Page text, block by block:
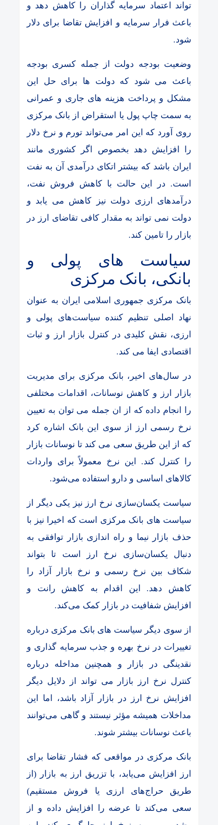
تواند اعتماد سرمایه ‌گذاران را کاهش دهد و
باعث فرار سرمایه و افزایش تقاضا برای دلار
شود.
وضعیت بودجه دولت از جمله کسری بودجه
باعث می شود که دولت ها برای حل این
مشکل و پرداخت هزینه های جاری و عمرانی
به سمت چاپ پول یا استقراض از بانک مرکزی
روی آورد که این امر می‌تواند تورم و نرخ دلار
را افزایش دهد بخصوص اگر کشوری مانند
ایران باشد که بیشتر اتکای درآمدی آن به نفت
است. در این حالت با کاهش فروش نفت،
درآمدهای ارزی دولت نیز کاهش می یابد و
دولت نمی تواند به مقدار کافی تقاضای ارز در
بازار را تامین کند.
سیاست های پولی و
بانکی، بانک مرکزی
بانک مرکزی جمهوری اسلامی ایران به عنوان
نهاد اصلی تنظیم ‌کننده سیاست‌های پولی و
ارزی، نقش کلیدی در کنترل بازار ارز و ثبات
اقتصادی ایفا می‌ کند.
در سال‌های اخیر، بانک مرکزی برای مدیریت
بازار ارز و کاهش نوسانات، اقدامات مختلفی
را انجام داده که از ان جمله می توان به تعیین
نرخ رسمی ارز از سوی این بانک اشاره کرد
که از این طریق سعی می‌ کند تا نوسانات بازار
را کنترل کند. این نرخ معمولاً برای واردات
کالاهای اساسی و دارو استفاده می‌شود.
سیاست یکسان‌سازی نرخ ارز نیز یکی دیگر از
سیاست های بانک مرکزی است که اخیرا نیز با
حذف بازار نیما و راه اندازی بازار توافقی به
دنبال یکسان‌سازی نرخ ارز است تا بتواند
شکاف بین نرخ رسمی و نرخ بازار آزاد را
کاهش دهد. این اقدام به کاهش رانت و
افزایش شفافیت در بازار کمک می‌کند.
از سوی دیگر سیاست های بانک مرکزی درباره
تغییرات در نرخ بهره و جذب سرمایه ‌گذاری و
نقدینگی در بازار و همچنین مداخله درباره
کنترل نرخ ارز بازار می تواند از دلایل دیگر
افزایش نرخ ارز در بازار آزاد باشد، اما این
مداخلات همیشه مؤثر نیستند و گاهی می‌توانند
باعث نوسانات بیشتر شوند.
بانک مرکزی در مواقعی که فشار تقاضا برای
ارز افزایش می‌یابد، با تزریق ارز به بازار (از
طریق حراج‌های ارزی یا فروش مستقیم)
سعی می‌کند تا عرضه را افزایش داده و از